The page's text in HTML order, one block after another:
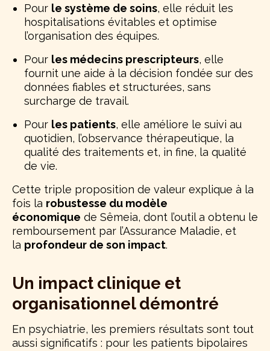
Pour le système de soins, elle réduit les
hospitalisations évitables et optimise
l’organisation des équipes.
Pour les médecins prescripteurs, elle
fournit une aide à la décision fondée sur des
données fiables et structurées, sans
surcharge de travail.
Pour les patients, elle améliore le suivi au
quotidien, l’observance thérapeutique, la
qualité des traitements et, in fine, la qualité
de vie.
Cette triple proposition de valeur explique à la
fois la robustesse du modèle
économique de Sêmeia, dont l’outil a obtenu le
remboursement par l’Assurance Maladie, et
la profondeur de son impact.
Un impact clinique et
organisationnel démontré
En psychiatrie, les premiers résultats sont tout
aussi significatifs : pour les patients bipolaires